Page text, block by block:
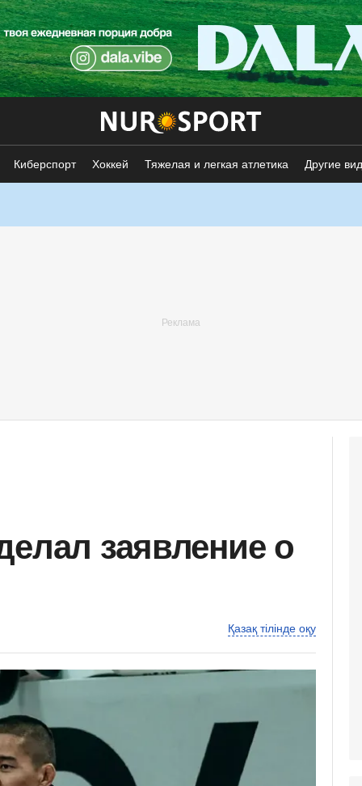
Киберспорт Хоккей Тяжелая и легкая атлетика Другие
заявление о
Қазақ тілінде оқу